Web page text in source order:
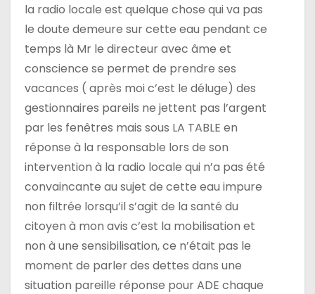
a
r
t
c
e
la radio locale est quelque chose qui va pas
le doute demeure sur cette eau pendant ce
temps là Mr le directeur avec âme et
conscience se permet de prendre ses
vacances ( après moi c’est le déluge) des
gestionnaires pareils ne jettent pas l’argent
par les fenêtres mais sous LA TABLE en
réponse à la responsable lors de son
intervention à la radio locale qui n’a pas été
convaincante au sujet de cette eau impure
non filtrée lorsqu’il s’agit de la santé du
citoyen à mon avis c’est la mobilisation et
non à une sensibilisation, ce n’était pas le
moment de parler des dettes dans une
situation pareille réponse pour ADE chaque